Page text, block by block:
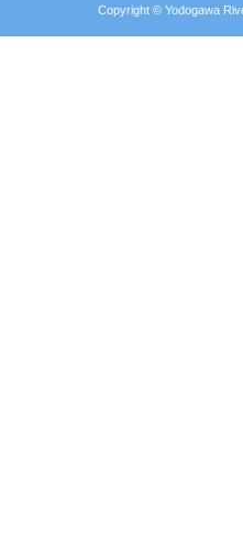
Copyright © Yodogawa